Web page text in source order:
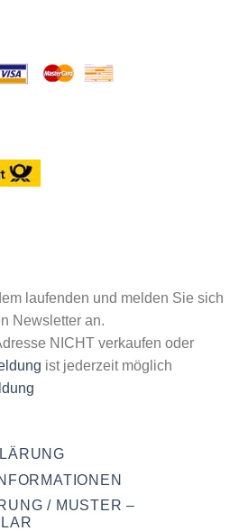
laufenden und melden Sie sich
Newsletter an.
NICHT verkaufen oder
ist jederzeit möglich
/ MUSTER –